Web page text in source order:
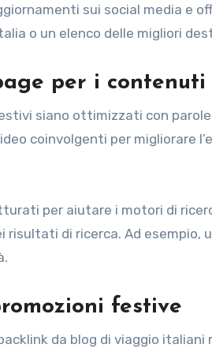
sui social media e
o un elenco delle migliori
per i
siano ottimizzati con
coinvolgenti per migliorare
per aiutare i motori di
risultati di ricerca. Ad esempio,
festive
da blog di viaggio